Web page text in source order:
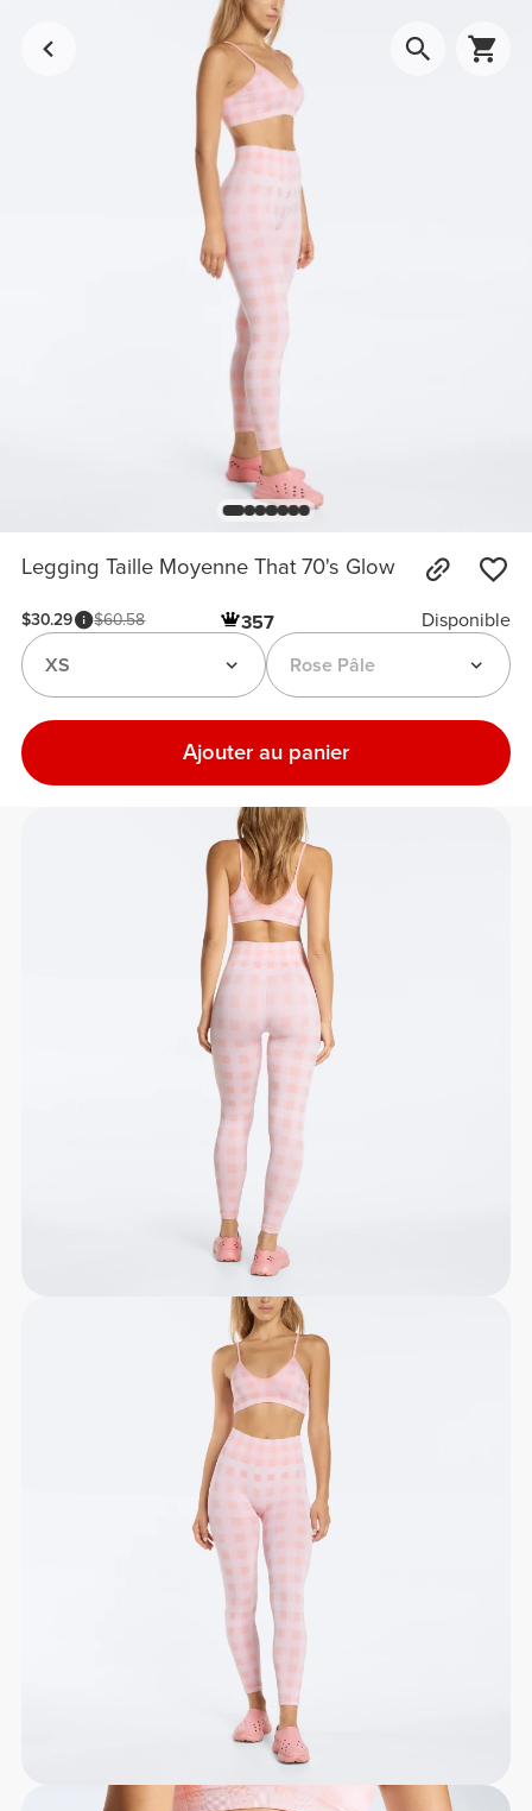
Legging Taille Moyenne That 70's Glow
$30.29 $60.58 357
Disponible
Rose Pâle
XS
Ajouter au panier